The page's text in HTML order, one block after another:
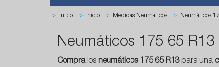
> Inicio > Inicio > Medidas Neumaticos > Neumáticos
Neumáticos 175 65 R13
Compralos neumáticos 175 65 R13para una